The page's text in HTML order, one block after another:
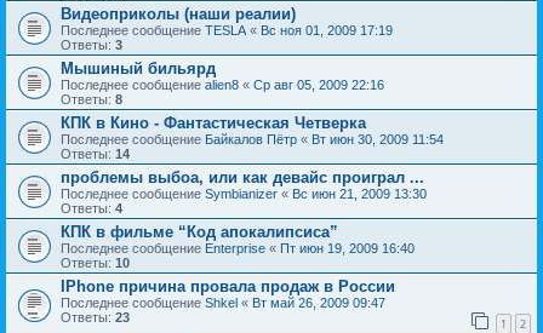
Видеоприколы (наши реалии)
Последнее сообщение TESLA « Вс ноя 01, 2009 17:19
Ответы: 3
Мышиный бильярд
Последнее сообщение alien8 « Ср авг 05, 2009 22:16
Ответы: 8
КПК в Кино - Фантастическая Четверка
Последнее сообщение Байкалов Пётр « Вт июн 30, 2009 11:54
Ответы: 14
проблемы выбоа, или как девайс проиграл ...
Последнее сообщение Symbianizer « Вс июн 21, 2009 13:30
Ответы: 4
КПК в фильме “Код апокалипсиса”
Последнее сообщение Enterprise « Пт июн 19, 2009 16:40
Ответы: 10
IPhone причина провала продаж в России
Последнее сообщение Shkel « Вт май 26, 2009 09:47
Ответы: 23 1 2